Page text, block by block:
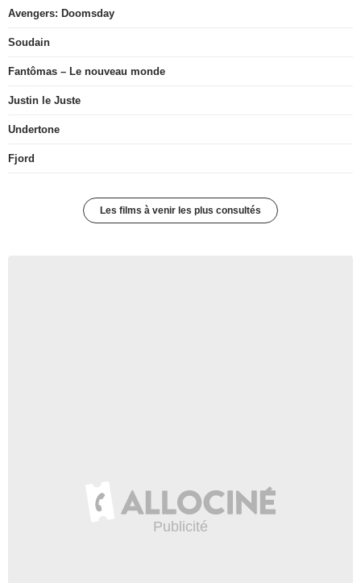
Avengers: Doomsday
Soudain
Fantômas – Le nouveau monde
Justin le Juste
Undertone
Fjord
Les films à venir les plus consultés